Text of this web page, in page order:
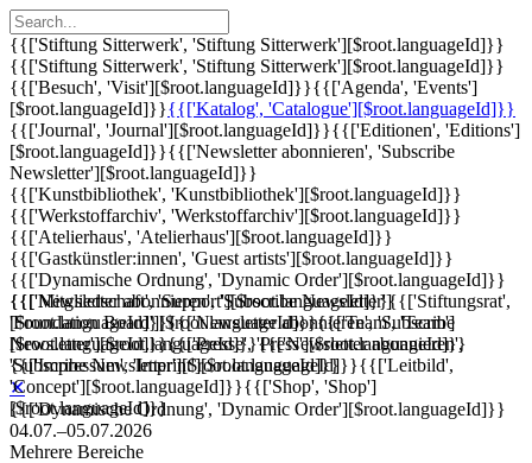
{{['Stiftung Sitterwerk', 'Stiftung Sitterwerk'][$root.languageId]}}
{{['Stiftung Sitterwerk', 'Stiftung Sitterwerk'][$root.languageId]}}
{{['Besuch', 'Visit'][$root.languageId]}}{{['Agenda', 'Events']
[$root.languageId]}}{{['Katalog', 'Catalogue'][$root.languageId]}}
{{['Journal', 'Journal'][$root.languageId]}}{{['Editionen', 'Editions']
[$root.languageId]}}{{['Newsletter abonnieren', 'Subscribe
Newsletter'][$root.languageId]}}
{{['Kunstbibliothek', 'Kunstbibliothek'][$root.languageId]}}
{{['Werkstoffarchiv', 'Werkstoffarchiv'][$root.languageId]}}
{{['Atelierhaus', 'Atelierhaus'][$root.languageId]}}
{{['Gastkünstler:innen', 'Guest artists'][$root.languageId]}}
{{['Dynamische Ordnung', 'Dynamic Order'][$root.languageId]}}
{{['Mitgliedschaft', 'Support'][$root.languageId]}}{{['Stiftungsrat',
'Foundation Board'][$root.languageId]}}{{['Team', 'Team']
[$root.languageId]}}{{['Presse', 'Press'][$root.languageId]}}
{{['Impressum', 'Imprint'][$root.languageId]}}{{['Leitbild',
'Concept'][$root.languageId]}}{{['Shop', 'Shop']
[$root.languageId]}}
{{['Newsletter abonnieren', 'Subscribe Newsletter']
[$root.languageId]}}{{['Newsletter abonnieren', 'Subscribe
Newsletter'][$root.languageId]}}{{['Newsletter abonnieren',
'Subscribe Newsletter'][$root.languageId]}}
✕
{{['Dynamische Ordnung', 'Dynamic Order'][$root.languageId]}}
04.07.–05.07.2026
Mehrere Bereiche